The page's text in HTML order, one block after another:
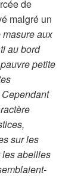
de
malgré un
masure aux
au bord
petite
sur les
les abeilles